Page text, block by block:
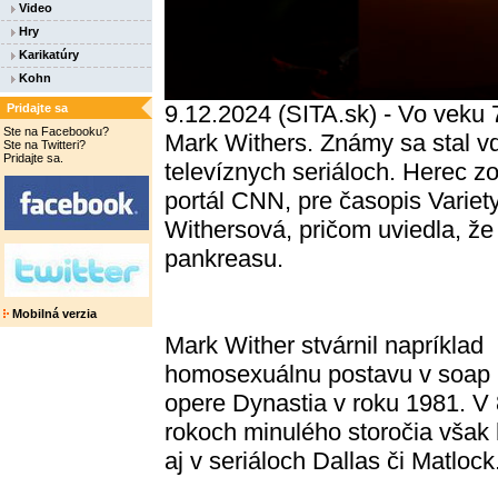
Video
Hry
Karikatúry
Kohn
Pridajte sa
Ste na Facebooku?
Ste na Twitteri?
Pridajte sa.
Mobilná verzia
9.12.2024 (SITA.sk) - Vo veku
Mark Withers. Známy sa stal
televíznych seriáloch. Herec
portál CNN, pre časopis
Withersová, pričom uviedla,
pankreasu.
Mark Wither stvárnil napríklad
homosexuálnu postavu v soap
opere Dynastia v roku 1981. V
rokoch minulého storočia však
aj v seriáloch Dallas či